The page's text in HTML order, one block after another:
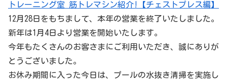
トレーニング室 筋トレマシン紹介!【チェストプレス編】
12月28日をもちまして、本年の営業を終了いたしました。
新年は1月4日より営業を開始いたします。
今年もたくさんのお客さまにご利用いただき、誠にありが
とうございました。
お休み期間に入った今日は、プールの水抜き清掃を実施し